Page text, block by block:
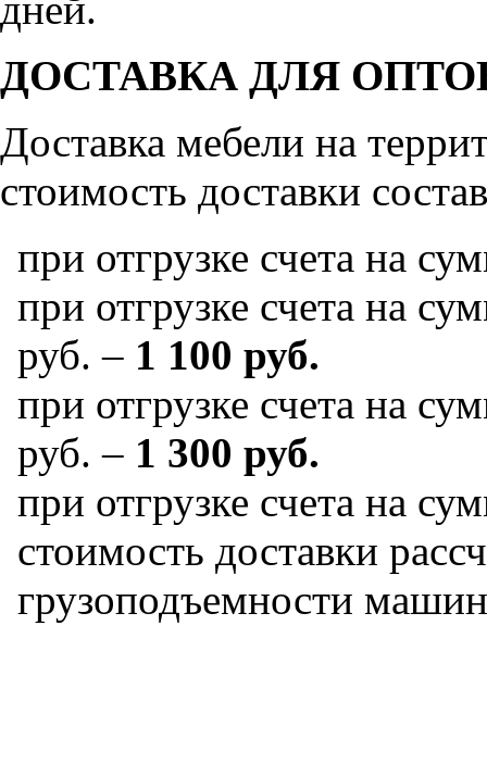
ДОСТАВКА ДЛЯ
Доставка мебели на
стоимость доставки
при отгрузке счета на
при отгрузке счета на
руб. – 1 100 руб.
при отгрузке счета на
руб. – 1 300 руб.
при отгрузке счета на
стоимость доставки
грузоподъемности